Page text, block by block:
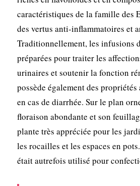
caractéristiques de la famille des
des vertus anti-inflammatoires et
Traditionnellement, les infusions
préparées pour traiter les
urinaires et soutenir la fonction
possède également des
en cas de diarrhée. Sur le plan
floraison abondante et son
plante très appréciée pour les
les rocailles et les espaces en
était autrefois utilisé pour